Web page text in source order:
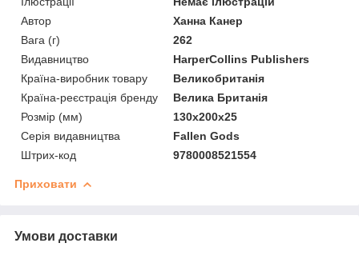
Автор
Ханна Канер
Вага (г)
262
Видавництво
HarperCollins Publishers
Країна-виробник товару
Великобританія
Країна-реєстрація бренду
Велика Британія
Розмір (мм)
130х200x25
Серія видавництва
Fallen Gods
Штрих-код
9780008521554
Приховати
Умови доставки